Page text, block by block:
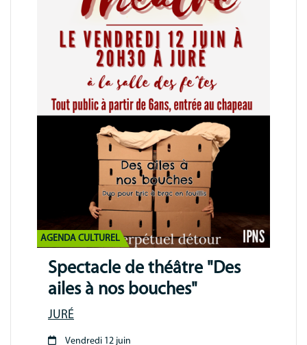
AGENDA CULTUREL
Spectacle de théâtre "Des
ailes à nos bouches"
JURÉ
Vendredi 12 juin